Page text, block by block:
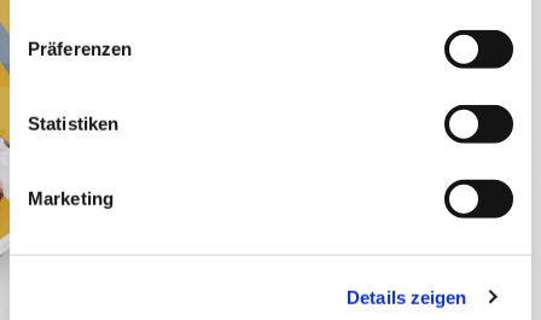
Präferenzen
Statistiken
Marketing
Details zeigen